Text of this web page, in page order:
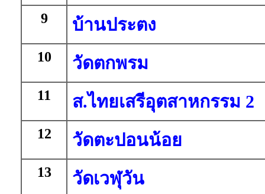
9 บ้านประตง
10 วัดตกพรม
11 ส.ไทยเสรีอุตสาหกรรม 2
12 วัดตะปอนน้อย
13 วัดเวฬุวัน